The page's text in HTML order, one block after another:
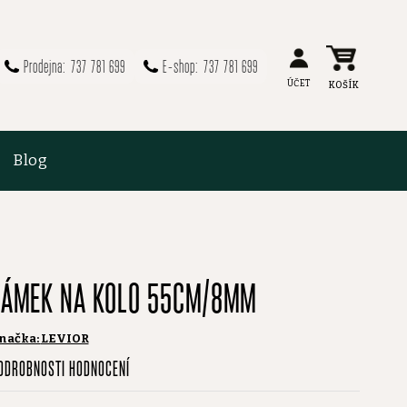
737 781 699
737 781 699
Blog
NA KOLO 55CM/8MM
HODNOCENÍ
LEVIOR